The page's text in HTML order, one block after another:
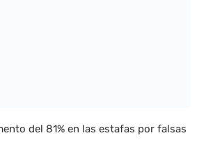
del 81% en las estafas por falsas